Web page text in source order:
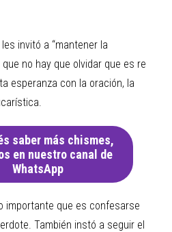
invitó a “mantener la
no hay que olvidar que es re
esperanza con la oración, la
saber más chismes,
en nuestro canal de
WhatsApp
importante que es confesarse
También instó a seguir el